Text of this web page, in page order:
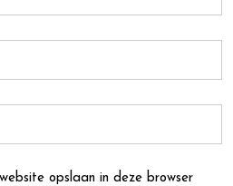
opslaan in deze browser